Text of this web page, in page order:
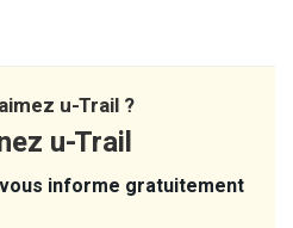
u-Trail ?
u-Trail
informe gratuitement